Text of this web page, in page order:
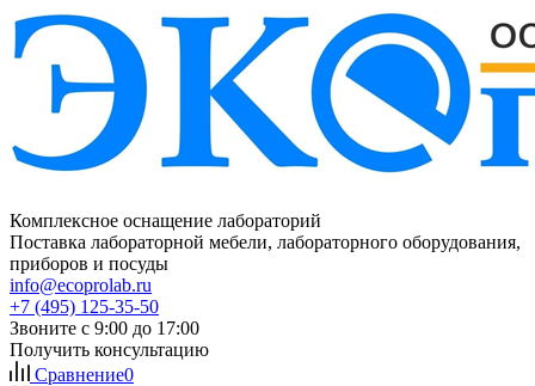
Комплексное оснащение лабораторий
Поставка лабораторной мебели, лабораторного оборудования,
приборов и посуды
info@ecoprolab.ru
+7 (495) 125-35-50
Звоните с 9:00 до 17:00
Получить консультацию
Сравнение0